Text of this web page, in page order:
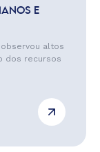
E
altos
dos recursos